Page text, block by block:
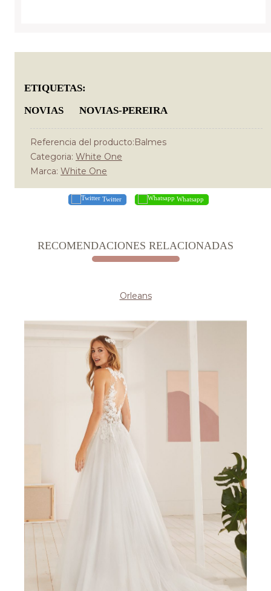
ETIQUETAS:
NOVIAS
NOVIAS-PEREIRA
Referencia del producto:Balmes
Categoria: White One
Marca: White One
Twitter Whatsapp
RECOMENDACIONES RELACIONADAS
Orleans